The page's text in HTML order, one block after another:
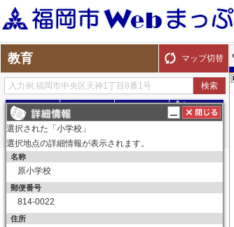
教育 マップ切替
探す ルート
教育
小学校
小学校
選択された「小学校」
選択地点の詳細情報が表示されます。
名称
原小学校
郵便番号
814-0022
住所